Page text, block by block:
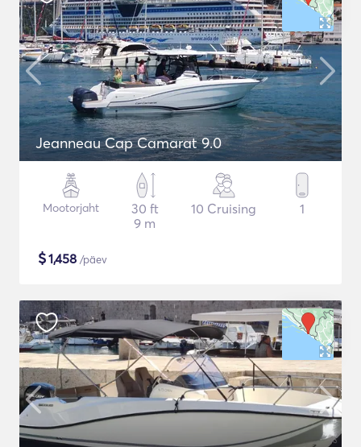
Jeanneau Cap Camarat 9.0
Mootorjaht
30 ft
9 m
10 Cruising 1
$1,458 /päev